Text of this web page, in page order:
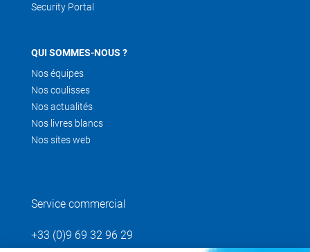
Security Portal
QUI SOMMES-NOUS ?
Nos équipes
Nos coulisses
Nos actualités
Nos livres blancs
Nos sites web
Service commercial
+33 (0)9 69 32 96 29